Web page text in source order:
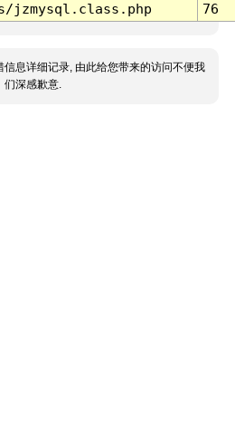
jzmysql.class.php 76
信息详细记录, 由此给您带来的访问不便我
们深感歉意.